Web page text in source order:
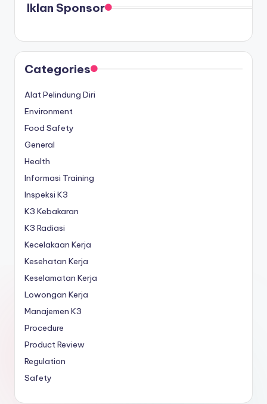
Iklan Sponsor
Categories
Alat Pelindung Diri
Environment
Food Safety
General
Health
Informasi Training
Inspeksi K3
K3 Kebakaran
K3 Radiasi
Kecelakaan Kerja
Kesehatan Kerja
Keselamatan Kerja
Lowongan Kerja
Manajemen K3
Procedure
Product Review
Regulation
Safety